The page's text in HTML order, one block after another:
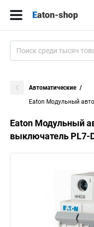
Автоматические
Eaton Модульный
Eaton Модульный
выключатель PL7-